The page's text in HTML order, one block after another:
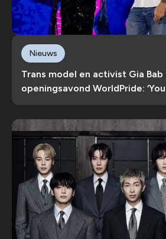
Trans model en activist Gia
openingsavond WorldPride:
Nieuws